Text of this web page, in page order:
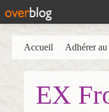
EX
Accueil Adhérer